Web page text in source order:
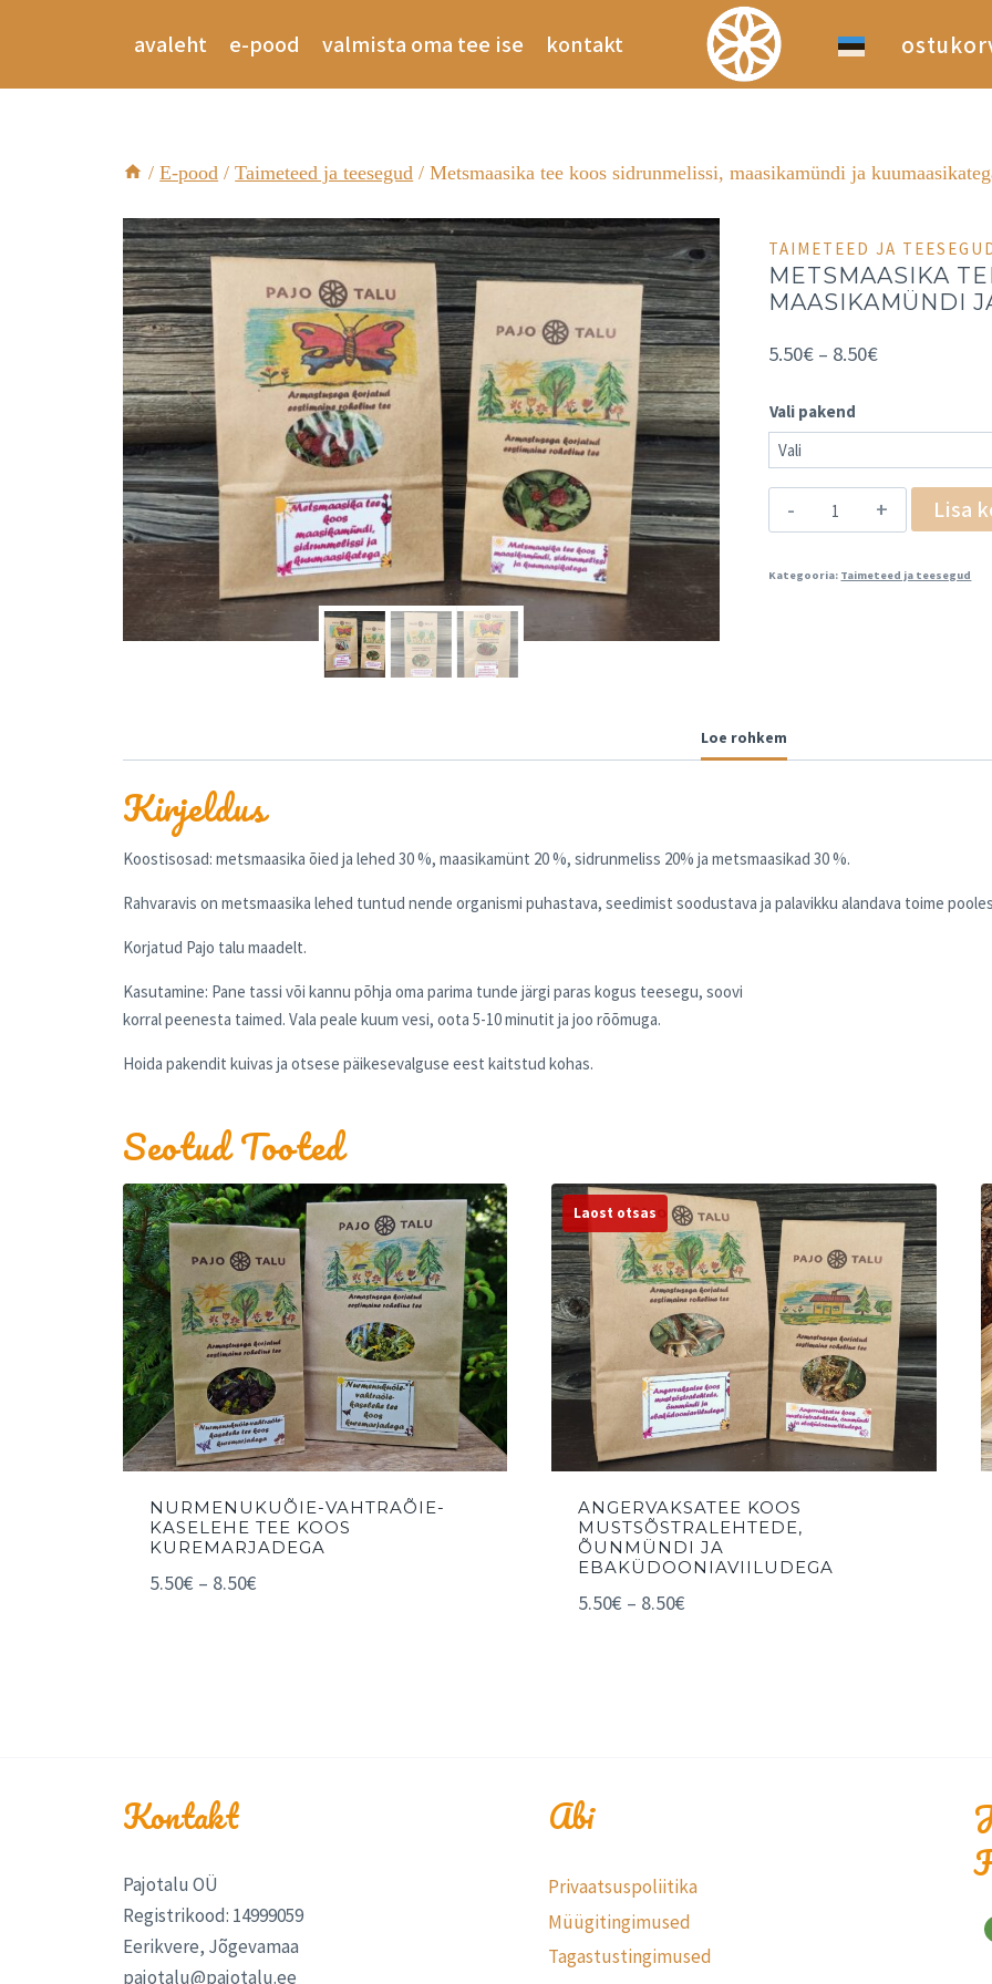
avaleht e-pood valmista oma tee ise kontakt
/ E-pood / Taimeteed ja teesegud / Metsmaasika tee koos sidrunmelissi, maasikamündi ja
TAIMETEED JA
METSMAASIKA
MAASIKAMÜNDI
5.50€ – 8.50€
Vali pakend
Lisa
Kategooria: Taimeteed ja teesegud
Loe rohkem
Kirjeldus
Koostisosad: metsmaasika õied ja lehed 30 %, maasikamünt 20 %, sidrunmeliss 20% ja metsmaasikad 30 %.
Rahvaravis on metsmaasika lehed tuntud nende organismi puhastava, seedimist soodustava ja palavikku alandava toime
Korjatud Pajo talu maadelt.
Kasutamine: Pane tassi või kannu põhja oma parima tunde järgi paras kogus teesegu, soovi
korral peenesta taimed. Vala peale kuum vesi, oota 5-10 minutit ja joo rõõmuga.
Hoida pakendit kuivas ja otsese päikesevalguse eest kaitstud kohas.
Seotud Tooted
NURMENUKUÕIE-VAHTRAÕIE-
KASELEHE TEE KOOS
KUREMARJADEGA
5.50€ – 8.50€
ANGERVAKSATEE KOOS
MUSTSÕSTRALEHTEDE,
ÕUNMÜNDI JA
EBAKÜDOONIAVIILUDEGA
5.50€ – 8.50€
Kontakt
Pajotalu OÜ
Registrikood: 14999059
Eerikvere, Jõgevamaa
pajotalu@pajotalu.ee
Abi
Privaatsuspoliitika
Müügitingimused
Tagastustingimused